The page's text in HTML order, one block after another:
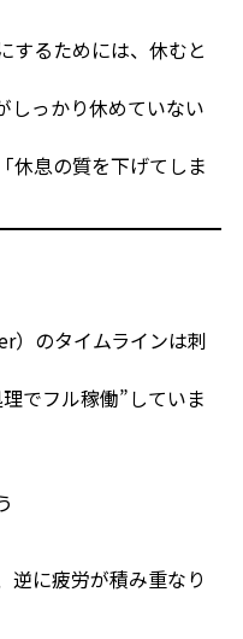
するためには、休むと
しっかり休めていない
休息の質を下げてしま
のタイムラインは刺
でフル稼働”していま
に疲労が積み重なり